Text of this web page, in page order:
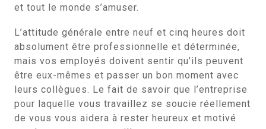
et tout le monde s’amuser.
L’attitude générale entre neuf et cinq heures doit
absolument être professionnelle et déterminée,
mais vos employés doivent sentir qu’ils peuvent
être eux-mêmes et passer un bon moment avec
leurs collègues. Le fait de savoir que l’entreprise
pour laquelle vous travaillez se soucie réellement
de vous vous aidera à rester heureux et motivé